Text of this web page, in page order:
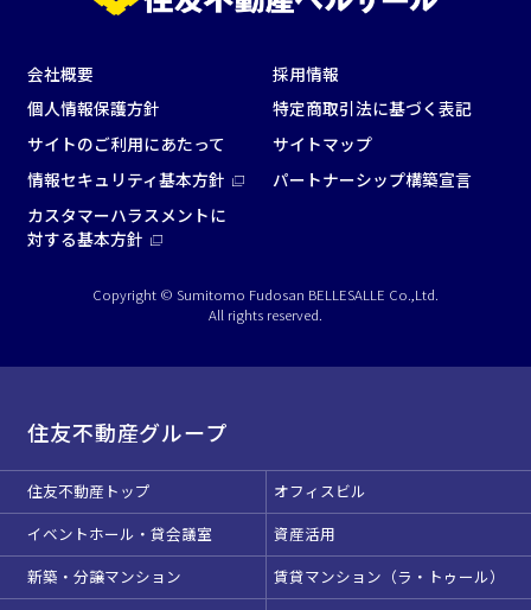
会社概要
採用情報
個人情報保護方針
特定商取引法に基づく表記
サイトのご利用にあたって
サイトマップ
情報セキュリティ基本方針
パートナーシップ構築宣言
カスタマーハラスメントに
対する基本方針
Copyright © Sumitomo Fudosan BELLESALLE Co.,Ltd.
All rights reserved.
住友不動産グループ
住友不動産トップ
オフィスビル
イベントホール・貸会議室
資産活用
新築・分譲マンション
賃貸マンション（ラ・トゥール）